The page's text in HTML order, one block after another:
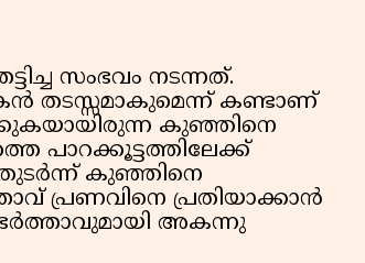
സംഭവം നടന്നത്.
തടസ്സമാകുമെന്ന് കണ്ടാണ്
കുഞ്ഞിനെ
പാറക്കൂട്ടത്തിലേക്ക്
കുഞ്ഞിനെ
പ്രണവിനെ പ്രതിയാക്കാൻ
അകന്നു